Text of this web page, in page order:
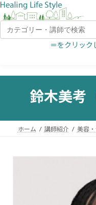
＝をクリッ
鈴木美考
ホーム 講師紹介 美容